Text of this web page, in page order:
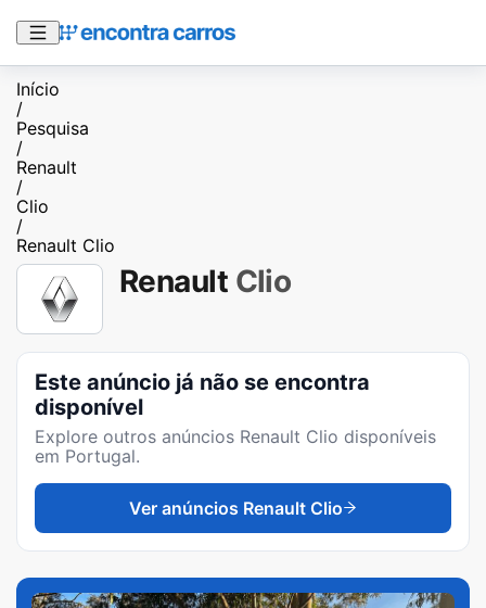
Início
/
Pesquisa
/
Renault
/
Clio
/
Renault Clio
Renault Clio
Este anúncio já não se encontra
disponível
Explore outros anúncios Renault Clio disponíveis
em Portugal.
Ver anúncios Renault Clio